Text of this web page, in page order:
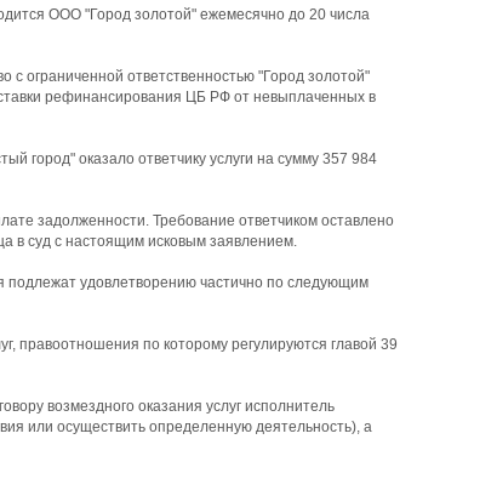
ООО "Город золотой" ежемесячно до 20 числа
с ограниченной ответственностью "Город золотой"
рефинансирования ЦБ РФ от невыплаченных в
город" оказало ответчику услуги на сумму 357 984
задолженности. Требование ответчиком оставлено
в суд с настоящим исковым заявлением.
подлежат удовлетворению частично по следующим
правоотношения по которому регулируются главой 39
возмездного оказания услуг исполнитель
или осуществить определенную деятельность), а